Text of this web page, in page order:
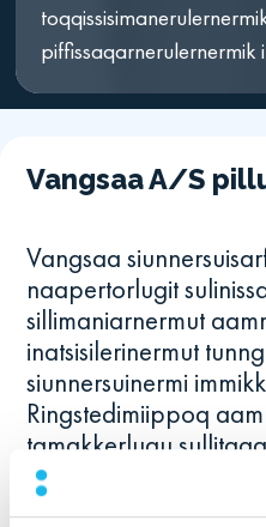
piffissaqarnerulernermik
Vangsaa A/S
Vangsaa
naapertorlugit
sillimaniarnermut
inatsisilerinermut
siunnersuinermi
Ringstedimiippoq
tamakkerlugu
GDPR-imiit ISO-mi
pitsanngorsaanermut